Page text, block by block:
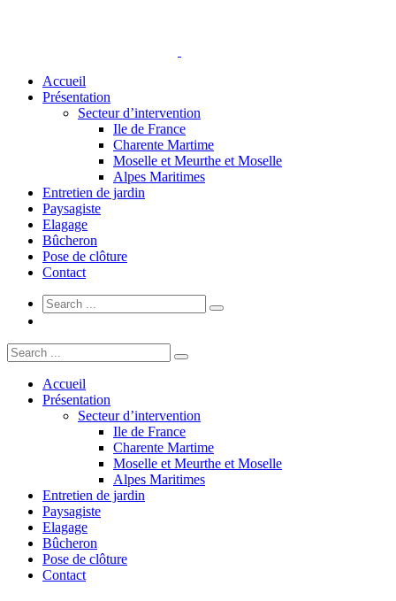
Accueil
Présentation
Secteur d’intervention
Ile de France
Charente Martime
Moselle et Meurthe et Moselle
Alpes Maritimes
Entretien de jardin
Paysagiste
Elagage
Bûcheron
Pose de clôture
Contact
Accueil
Présentation
Secteur d’intervention
Ile de France
Charente Martime
Moselle et Meurthe et Moselle
Alpes Maritimes
Entretien de jardin
Paysagiste
Elagage
Bûcheron
Pose de clôture
Contact